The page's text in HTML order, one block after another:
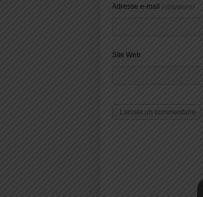
Adresse e-mail (obligatoire)
Site Web